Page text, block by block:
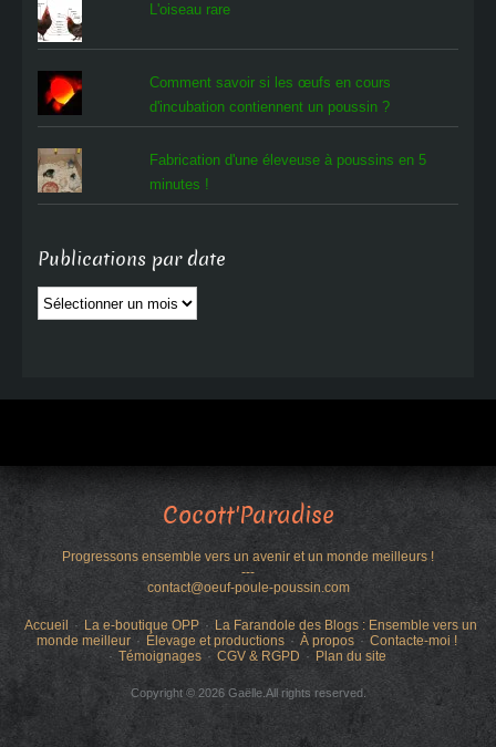
L'oiseau rare
Comment savoir si les œufs en cours
d'incubation contiennent un poussin ?
Fabrication d'une éleveuse à poussins en 5
minutes !
Publications par date
Publications
par
Cocott'Paradise
Progressons ensemble vers un avenir et un monde meilleurs !
---
contact@oeuf-poule-poussin.com
Accueil La e-boutique OPP
La Farandole des Blogs : Ensemble vers un
monde meilleur
Élevage et productions À propos
Contacte-moi !
Témoignages
CGV & RGPD Plan du site
Copyright © 2026 Gaëlle.All rights reserved.